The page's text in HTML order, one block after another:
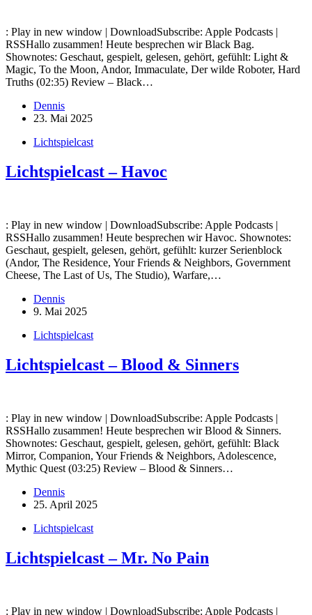
: Play in new window | DownloadSubscribe: Apple Podcasts |
RSSHallo zusammen! Heute besprechen wir Black Bag.
Shownotes: Geschaut, gespielt, gelesen, gehört, gefühlt: Light &
Magic, To the Moon, Andor, Immaculate, Der wilde Roboter, Hard
Truths (02:35) Review – Black…
Dennis
23. Mai 2025
Lichtspielcast
Lichtspielcast – Havoc
: Play in new window | DownloadSubscribe: Apple Podcasts |
RSSHallo zusammen! Heute besprechen wir Havoc. Shownotes:
Geschaut, gespielt, gelesen, gehört, gefühlt: kurzer Serienblock
(Andor, The Residence, Your Friends & Neighbors, Government
Cheese, The Last of Us, The Studio), Warfare,…
Dennis
9. Mai 2025
Lichtspielcast
Lichtspielcast – Blood & Sinners
: Play in new window | DownloadSubscribe: Apple Podcasts |
RSSHallo zusammen! Heute besprechen wir Blood & Sinners.
Shownotes: Geschaut, gespielt, gelesen, gehört, gefühlt: Black
Mirror, Companion, Your Friends & Neighbors, Adolescence,
Mythic Quest (03:25) Review – Blood & Sinners…
Dennis
25. April 2025
Lichtspielcast
Lichtspielcast – Mr. No Pain
: Play in new window | DownloadSubscribe: Apple Podcasts |